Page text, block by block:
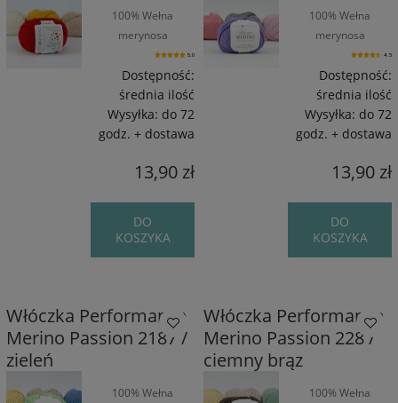
100% Wełna
merynosa
superwash / 55 m /
50 g
5.0
Dostępność:
średnia ilość
Wysyłka: do 72
godz. + dostawa
13,90 zł
DO
KOSZYKA
100% Wełna
merynosa
superwash / 55 m /
50 g
4.5
Dostępność:
średnia ilość
Wysyłka: do 72
godz. + dostawa
13,90 zł
DO
KOSZYKA
Włóczka Performance
Merino Passion 2187 /
zieleń
100% Wełna
Włóczka Performance
Merino Passion 228 /
ciemny brąz
100% Wełna